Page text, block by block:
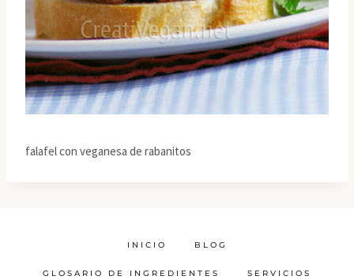
falafel con veganesa de rabanitos
INICIO BLOG
GLOSARIO DE INGREDIENTES SERVICIOS